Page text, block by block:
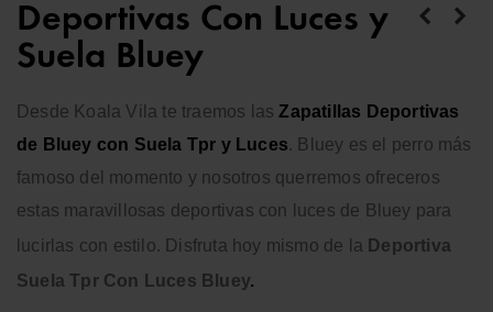
Deportivas Con Luces y
Suela Bluey
Desde Koala Vila te traemos las Zapatillas Deportivas
de Bluey con Suela Tpr y Luces. Bluey es el perro más
famoso del momento y nosotros querremos ofreceros
estas maravillosas deportivas con luces de Bluey para
lucirlas con estilo. Disfruta hoy mismo de la Deportiva
Suela Tpr Con Luces Bluey.